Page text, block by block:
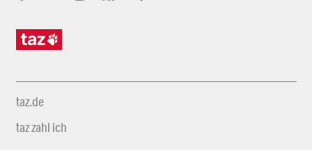
taz.de
taz zahl ich